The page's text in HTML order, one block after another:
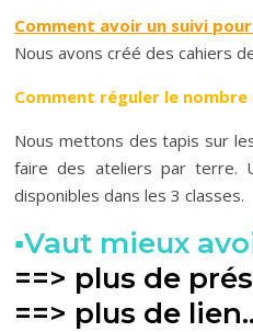
Comment avoir un suivi
Nous avons créé des cahiers
Comment réguler le nombre
Nous mettons des tapis sur
faire des ateliers par terre.
disponibles dans les 3 classes.
▪️Vaut mieux
==> plus de
==> plus de lien..